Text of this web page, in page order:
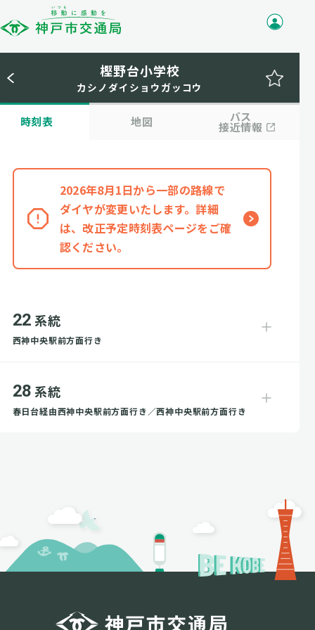
樫野台小学校
カシノダイショウガッコウ
時刻表 地図 バス
接近情報
2026年8月1日から一部の路線で
ダイヤが変更いたします。詳細
は、改正予定時刻表ページをご確
認ください。
22 系統
西神中央駅前方面行き
28 系統
春日台経由西神中央駅前方面行き／西神中央駅前方面行き